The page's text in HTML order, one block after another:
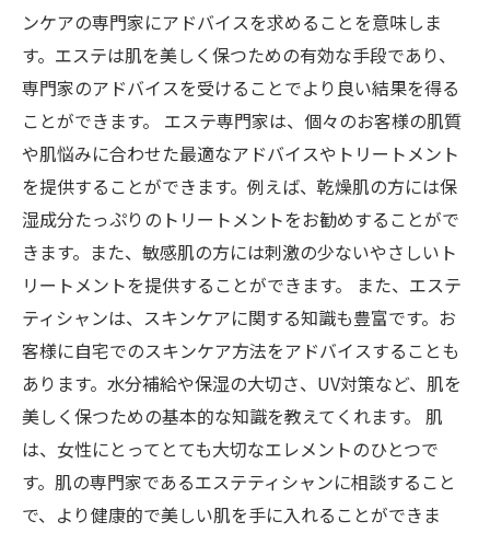
ンケアの専門家にアドバイスを求めることを意味しま
す。エステは肌を美しく保つための有効な手段であり、
専門家のアドバイスを受けることでより良い結果を得る
ことができます。 エステ専門家は、個々のお客様の肌質
や肌悩みに合わせた最適なアドバイスやトリートメント
を提供することができます。例えば、乾燥肌の方には保
湿成分たっぷりのトリートメントをお勧めすることがで
きます。また、敏感肌の方には刺激の少ないやさしいト
リートメントを提供することができます。 また、エステ
ティシャンは、スキンケアに関する知識も豊富です。お
客様に自宅でのスキンケア方法をアドバイスすることも
あります。水分補給や保湿の大切さ、UV対策など、肌を
美しく保つための基本的な知識を教えてくれます。 肌
は、女性にとってとても大切なエレメントのひとつで
す。肌の専門家であるエステティシャンに相談すること
で、より健康的で美しい肌を手に入れることができま